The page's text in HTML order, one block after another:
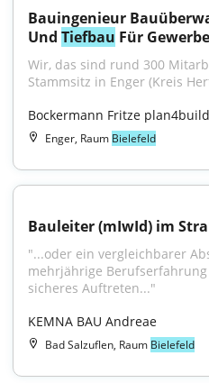
Bauingenieur
Und Tiefbau Für
Wir, das sind rund 300
Stammsitz in Enger (Kreis
Bockermann Fritze
Enger, Raum Bielefeld
Bauleiter (mIwId) im
"...oder ein vergleichbarer
mehrjährige
sicheres Auftreten..."
KEMNA BAU Andreae
Bad Salzuflen, Raum Bielefeld